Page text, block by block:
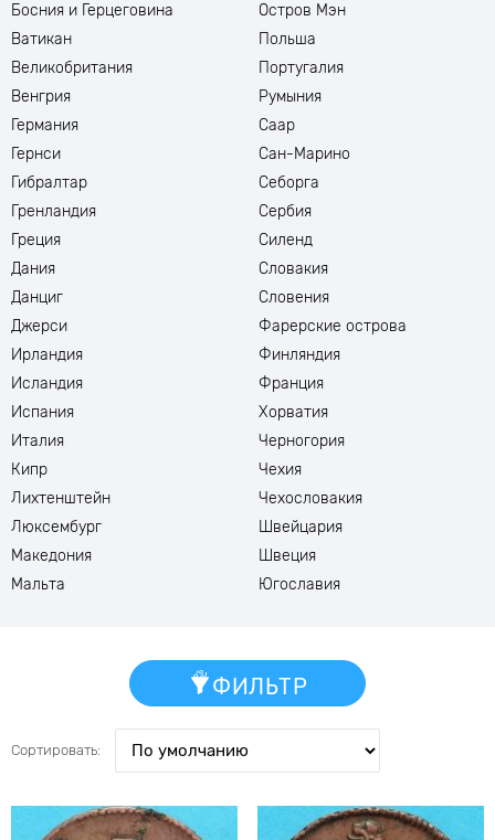
Босния и Герцеговина
Ватикан
Великобритания
Венгрия
Германия
Гернси
Гибралтар
Гренландия
Греция
Дания
Данциг
Джерси
Ирландия
Исландия
Испания
Италия
Кипр
Лихтенштейн
Люксембург
Македония
Мальта
Остров Мэн
Польша
Португалия
Румыния
Саар
Сан-Марино
Себорга
Сербия
Силенд
Словакия
Словения
Фарерские острова
Финляндия
Франция
Хорватия
Черногория
Чехия
Чехословакия
Швейцария
Швеция
Югославия
ФИЛЬТР
Сортировать: